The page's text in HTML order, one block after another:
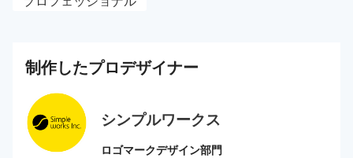
制作したプロデザイナー
シンプルワークス
ロゴマークデザイン部門